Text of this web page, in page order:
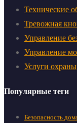
Технические
Тревожная
Управление
Управление
Услуги охраны
Популярные теги
Безопасность